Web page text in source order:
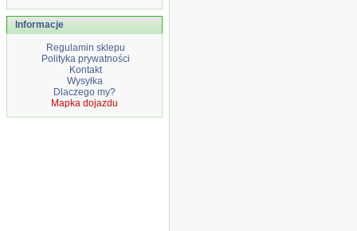
Informacje
Regulamin sklepu
Polityka prywatności
Kontakt
Wysyłka
Dlaczego my?
Mapka dojazdu